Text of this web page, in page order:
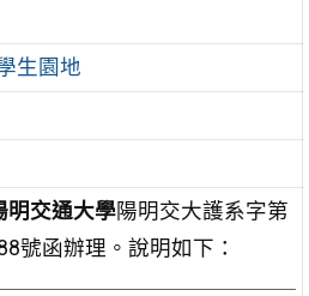
生園地
明交通大學陽明交大護系字第
號函辦理。說明如下：